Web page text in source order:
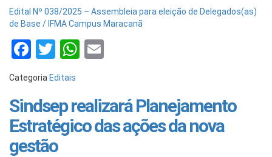
Edital Nº 038/2025 – Assembleia para eleição de Delegados(as)
de Base / IFMA Campus Maracanã
Facebook
TwitterWhatsApp
Categoria Editais
Sindsep realizará Planejamento
Estratégico das ações da nova
gestão